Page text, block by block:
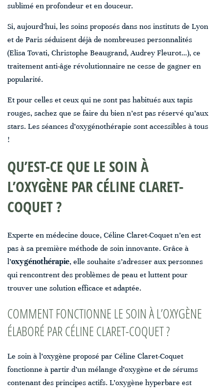
sublimé en profondeur et en douceur.
Si, aujourd’hui, les soins proposés dans nos instituts de Lyon
et de Paris séduisent déjà de nombreuses personnalités
(Elisa Tovati, Christophe Beaugrand, Audrey Fleurot…), ce
traitement anti-âge révolutionnaire ne cesse de gagner en
popularité.
Et pour celles et ceux qui ne sont pas habitués aux tapis
rouges, sachez que se faire du bien n’est pas réservé qu’aux
stars. Les séances d’oxygénothérapie sont accessibles à tous
!
QU’EST-CE QUE LE SOIN À
L’OXYGÈNE PAR CÉLINE CLARET-
COQUET ?
Experte en médecine douce, Céline Claret-Coquet n’en est
pas à sa première méthode de soin innovante. Grâce à
l’oxygénothérapie, elle souhaite s’adresser aux personnes
qui rencontrent des problèmes de peau et luttent pour
trouver une solution efficace et adaptée.
COMMENT FONCTIONNE LE SOIN À L’OXYGÈNE
ÉLABORÉ PAR CÉLINE CLARET-COQUET ?
Le soin à l’oxygène proposé par Céline Claret-Coquet
fonctionne à partir d’un mélange d’oxygène et de sérums
contenant des principes actifs. L’oxygène hyperbare est